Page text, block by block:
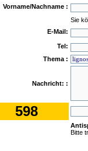
Vorname/Nachname :
Sie
E-Mail:
Tel:
Thema :
Nachricht: :
598
Bitte